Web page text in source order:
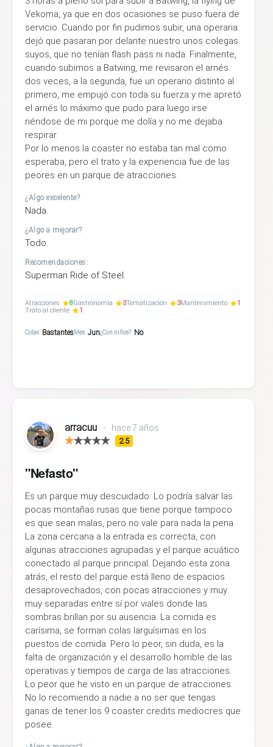
Vekoma, ya que en dos ocasiones se puso fuera de
servicio. Cuando por fin pudimos subir, una operaria
dejó que pasaran por delante nuestro unos colegas
suyos, que no tenían flash pass ni nada. Finalmente,
cuando subimos a Batwing, me revisaron el arnés
dos veces, a la segunda, fue un operario distinto al
primero, me empujó con toda su fuerza y me apretó
el arnés lo máximo que pudo para luego irse
riéndose de mi porque me dolía y no me dejaba
respirar.
Por lo menos la coaster no estaba tan mal como
esperaba, pero el trato y la experiencia fue de las
peores en un parque de atracciones.
¿Algo excelente?
Nada.
¿Algo a mejorar?
Todo.
Recomendaciones:
Superman Ride of Steel.
Atracciones 8Gastronomía 3Tematización 3Mantenimiento
1
Trato al cliente
1
Colas BastantesMes Jun¿Con niños? No
arracuu • hace 7 años
2.5
"Nefasto"
Es un parque muy descuidado. Lo podría salvar las
pocas montañas rusas que tiene porque tampoco
es que sean malas, pero no vale para nada la pena.
La zona cercana a la entrada es correcta, con
algunas atracciones agrupadas y el parque acuático
conectado al parque principal. Dejando esta zona
atrás, el resto del parque está lleno de espacios
desaprovechados, con pocas atracciones y muy
muy separadas entre sí por viales donde las
sombras brillan por su ausencia. La comida es
carísima, se forman colas larguísimas en los
puestos de comida. Pero lo peor, sin duda, es la
falta de organización y el desarrollo horrible de las
operativas y tiempos de carga de las atracciones.
Lo peor que he visto en un parque de atracciones.
No lo recomiendo a nadie a no ser que tengas
ganas de tener los 9 coaster credits mediocres que
posee.